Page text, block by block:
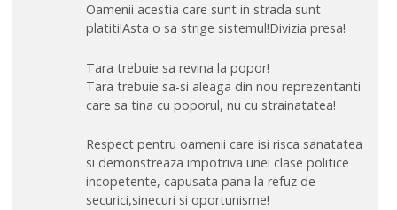
Oamenii acestia care sunt in strada sunt
platiti!Asta o sa strige sistemul!Divizia presa!
Tara trebuie sa revina la popor!
Tara trebuie sa-si aleaga din nou reprezentanti
care sa tina cu poporul, nu cu strainatatea!
Respect pentru oamenii care isi risca sanatatea
si demonstreaza impotriva unei clase politice
incopetente, capusata pana la refuz de
securici,sinecuri si oportunisme!